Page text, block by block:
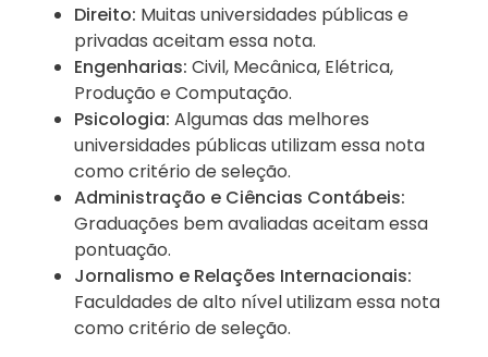
Direito: Muitas universidades públicas e
privadas aceitam essa nota.
Engenharias: Civil, Mecânica, Elétrica,
Produção e Computação.
Psicologia: Algumas das melhores
universidades públicas utilizam essa nota
como critério de seleção.
Administração e Ciências Contábeis:
Graduações bem avaliadas aceitam essa
pontuação.
Jornalismo e Relações Internacionais:
Faculdades de alto nível utilizam essa nota
como critério de seleção.